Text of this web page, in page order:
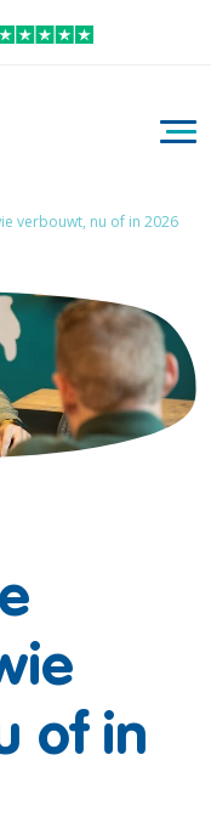
TAAL IS
verbouwt, nu of in 2026
of in